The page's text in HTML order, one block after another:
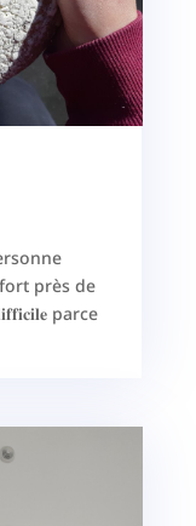
près de
parce